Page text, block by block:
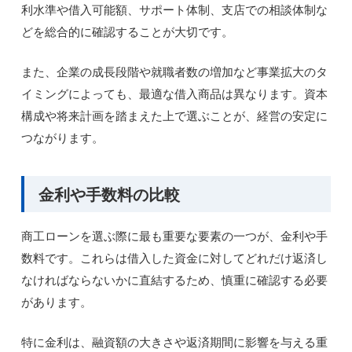
利水準や借入可能額、サポート体制、支店での相談体制な
どを総合的に確認することが大切です。
また、企業の成長段階や就職者数の増加など事業拡大のタ
イミングによっても、最適な借入商品は異なります。資本
構成や将来計画を踏まえた上で選ぶことが、経営の安定に
つながります。
金利や手数料の比較
商工ローンを選ぶ際に最も重要な要素の一つが、金利や手
数料です。これらは借入した資金に対してどれだけ返済し
なければならないかに直結するため、慎重に確認する必要
があります。
特に金利は、融資額の大きさや返済期間に影響を与える重